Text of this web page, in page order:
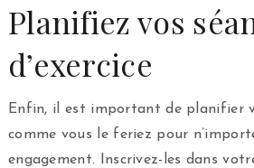
Planifiez vos
d’exercice
Enfin, il est important de planifier
comme vous le feriez pour
engagement. Inscrivez-les dans